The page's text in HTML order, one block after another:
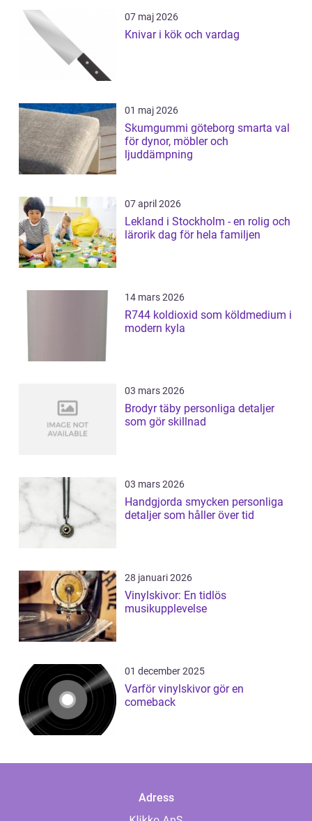
07 maj 2026
Knivar i kök och vardag
01 maj 2026
Skumgummi göteborg smarta val
för dynor, möbler och
ljuddämpning
07 april 2026
Lekland i Stockholm - en rolig och
lärorik dag för hela familjen
14 mars 2026
R744 koldioxid som köldmedium i
modern kyla
03 mars 2026
Brodyr täby personliga detaljer
som gör skillnad
03 mars 2026
Handgjorda smycken personliga
detaljer som håller över tid
28 januari 2026
Vinylskivor: En tidlös
musikupplevelse
01 december 2025
Varför vinylskivor gör en
comeback
Adress